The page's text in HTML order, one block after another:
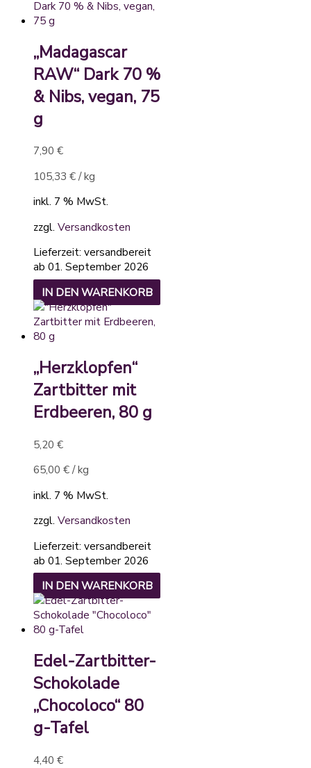
„Madagascar
RAW“ Dark 70 %
& Nibs, vegan, 75
g
7,90 €
105,33 €/kg
inkl. 7 % MwSt.
zzgl. Versandkosten
Lieferzeit: versandbereit
ab 01. September 2026
IN DEN WARENKORB
„Herzklopfen“
Zartbitter mit
Erdbeeren, 80 g
5,20 €
65,00 €/kg
inkl. 7 % MwSt.
zzgl. Versandkosten
Lieferzeit: versandbereit
ab 01. September 2026
IN DEN WARENKORB
Edel-Zartbitter-
Schokolade
„Chocoloco“ 80
g-Tafel
4,40 €